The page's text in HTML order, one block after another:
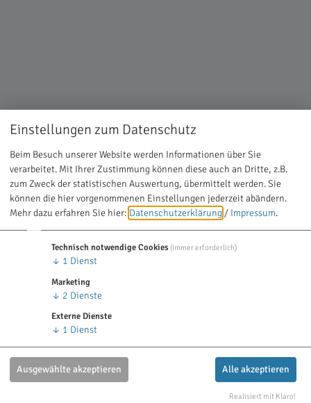
Einstellungen zum Datenschutz
Beim Besuch unserer Website werden Informationen über Sie
verarbeitet. Mit Ihrer Zustimmung können diese auch an Dritte, z.B.
zum Zweck der statistischen Auswertung, übermittelt werden. Sie
können die hier vorgenommenen Einstellungen jederzeit abändern.
Mehr dazu erfahren Sie hier: Datenschutzerklärung / Impressum.
Technisch notwendige Cookies (immer erforderlich)
↓ 1 Dienst
Marketing
↓ 2 Dienste
Externe Dienste
↓ 1 Dienst
Ausgewählte akzeptieren Alle akzeptieren
Realisiert mit Klaro!